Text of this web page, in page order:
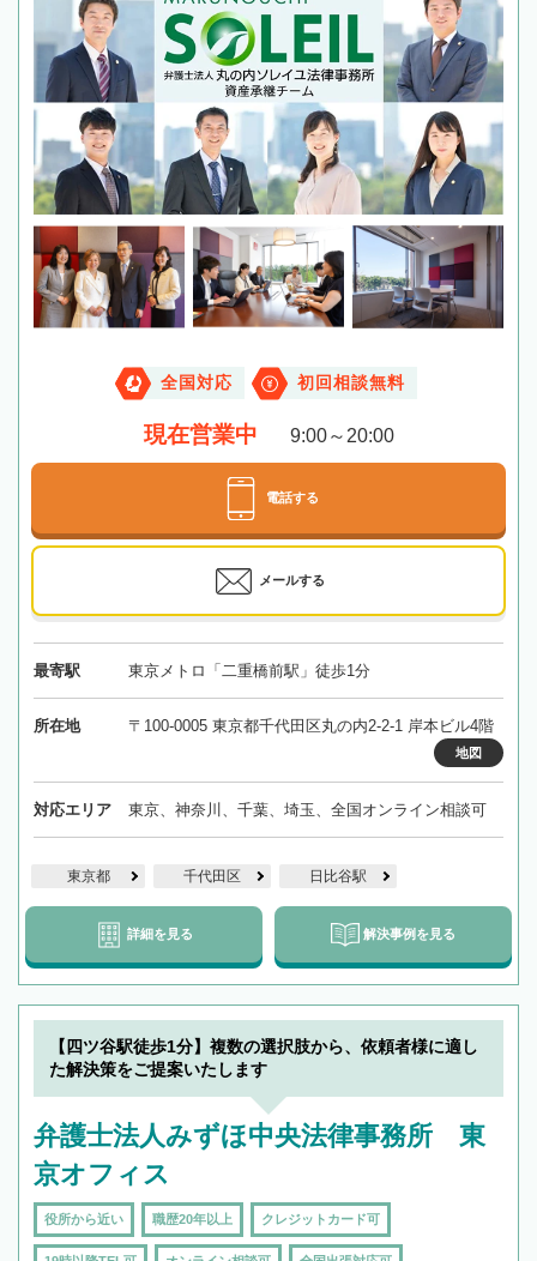
全国対応 初回相談無料
現在営業中 9:00～20:00
電話する
メールする
最寄駅 東京メトロ「二重橋前駅」徒歩1分
所在地 〒100-0005 東京都千代田区丸の内2-2-1 岸本ビル4階
地図
対応エリア 東京、神奈川、千葉、埼玉、全国オンライン相談可
東京都 千代田区 日比谷駅
詳細を見る 解決事例を見る
【四ツ谷駅徒歩1分】複数の選択肢から、依頼者様に適し
た解決策をご提案いたします
弁護士法人みずほ中央法律事務所 東
京オフィス
役所から近い 職歴20年以上 クレジットカード可